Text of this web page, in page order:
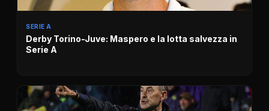
SERIE A
Derby Torino-Juve: Maspero e la lotta salvezza in
Serie A